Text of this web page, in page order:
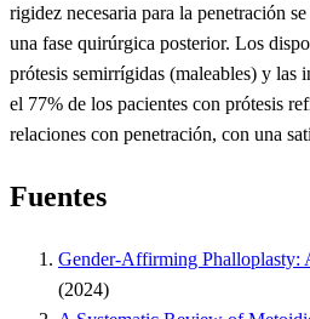
rigidez necesaria para la penetración
una fase quirúrgica posterior. Los
prótesis semirrígidas (maleables) y las
el 77% de los pacientes con prótesis
relaciones con penetración, con una
Fuentes
Gender-Affirming Phalloplasty:
(2024)